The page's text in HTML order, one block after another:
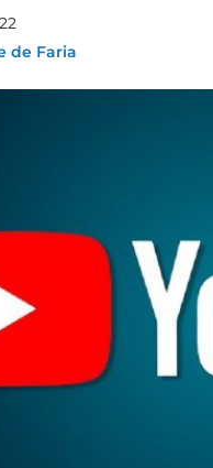
de Faria